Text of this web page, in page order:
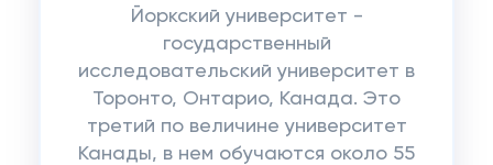
Йоркский университет -
государственный
исследовательский университет в
Торонто, Онтарио, Канада. Это
третий по величине университет
Канады, в нем обучаются около 55